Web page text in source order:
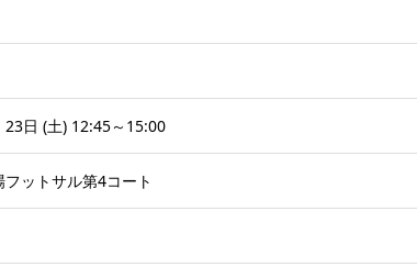
23日 (土) 12:45～15:00
ットサル第4コート